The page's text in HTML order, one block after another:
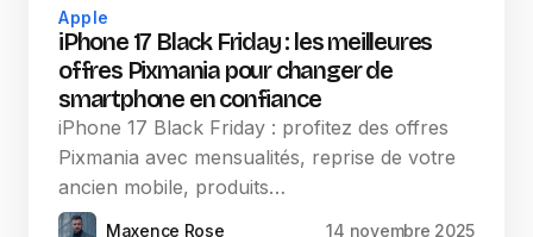
Apple
iPhone 17 Black Friday : les meilleures
offres Pixmania pour changer de
smartphone en confiance
iPhone 17 Black Friday : profitez des offres
Pixmania avec mensualités, reprise de votre
ancien mobile, produits…
Maxence Rose 14 novembre 2025